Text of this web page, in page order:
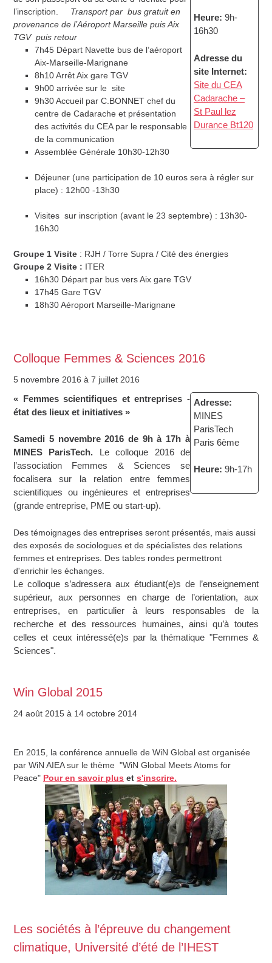
Heure: 9h-
16h30
Adresse du
site Internet:
Site du CEA
Cadarache –
St Paul lez
Durance Bt120
l’inscription. Transport par bus gratuit en
provenance de l’Aéroport Marseille puis Aix
TGV puis retour
7h45 Départ Navette bus de l’aéroport
Aix-Marseille-Marignane
8h10 Arrêt Aix gare TGV
9h00 arrivée sur le site
9h30 Accueil par C.BONNET chef du
centre de Cadarache et présentation
des activités du CEA par le responsable
de la communication
Assemblée Générale 10h30-12h30
Déjeuner (une participation de 10 euros sera à régler sur
place) : 12h00 -13h30
Visites sur inscription (avant le 23 septembre) : 13h30-
16h30
Groupe 1 Visite : RJH / Torre Supra / Cité des énergies ​
Groupe 2 Visite : ITER
16h30 Départ par bus vers Aix gare TGV
17h45 Gare TGV
18h30 Aéroport Marseille-Marignane
Colloque Femmes & Sciences 2016
5 novembre 2016 à 7 juillet 2016
Adresse:
MINES
ParisTech
Paris 6ème
Heure: 9h-17h
« Femmes scientifiques et entreprises -
état des lieux et initiatives »
Samedi 5 novembre 2016 de 9h à 17h à
MINES ParisTech.
Le colloque 2016 de
l’association Femmes & Sciences se
focalisera sur la relation entre femmes
scientifiques ou ingénieures et entreprises
(grande entreprise, PME ou start-up).
Des témoignages des entreprises seront présentés, mais aussi
des exposés de sociologues et de spécialistes des relations
femmes et entreprises. Des tables rondes permettront
d'enrichir les échanges.
Le colloque s’adressera aux étudiant(e)s de l’enseignement
supérieur, aux personnes en charge de l’orientation, aux
entreprises, en particulier à leurs responsables de la
recherche et des ressources humaines, ainsi qu’à toutes
celles et ceux intéressé(e)s par la thématique "Femmes &
Sciences".
Win Global 2015
24 août 2015 à 14 octobre 2014
En 2015, la conférence annuelle de WiN Global est organisée
par WiN AIEA sur le thème "WiN Global Meets Atoms for
Peace" Pour en savoir plus ets'inscrire.
Les sociétés à l’épreuve du changement
climatique, Université d’été de l’IHEST